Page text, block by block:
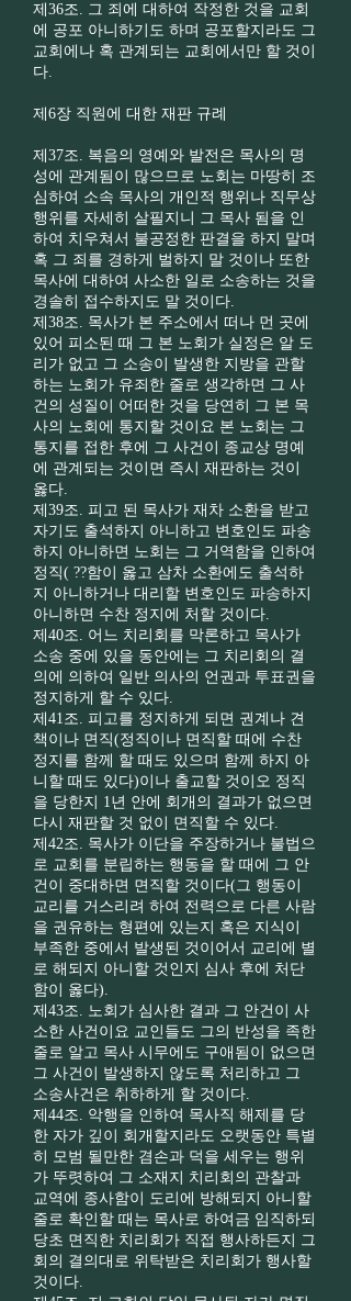
제36조. 그 죄에 대하여 작정한 것을 교회
에 공포 아니하기도 하며 공포할지라도 그
교회에나 혹 관계되는 교회에서만 할 것이
다.
제6장 직원에 대한 재판 규례
제37조. 복음의 영예와 발전은 목사의 명
성에 관계됨이 많으므로 노회는 마땅히 조
심하여 소속 목사의 개인적 행위나 직무상
행위를 자세히 살필지니 그 목사 됨을 인
하여 치우쳐서 불공정한 판결을 하지 말며
혹 그 죄를 경하게 벌하지 말 것이나 또한
목사에 대하여 사소한 일로 소송하는 것을
경솔히 접수하지도 말 것이다.
제38조. 목사가 본 주소에서 떠나 먼 곳에
있어 피소된 때 그 본 노회가 실정은 알 도
리가 없고 그 소송이 발생한 지방을 관할
하는 노회가 유죄한 줄로 생각하면 그 사
건의 성질이 어떠한 것을 당연히 그 본 목
사의 노회에 통지할 것이요 본 노회는 그
통지를 접한 후에 그 사건이 종교상 명예
에 관계되는 것이면 즉시 재판하는 것이
옳다.
제39조. 피고 된 목사가 재차 소환을 받고
자기도 출석하지 아니하고 변호인도 파송
하지 아니하면 노회는 그 거역함을 인하여
정직( ??함이 옳고 삼차 소환에도 출석하
지 아니하거나 대리할 변호인도 파송하지
아니하면 수찬 정지에 처할 것이다.
제40조. 어느 치리회를 막론하고 목사가
소송 중에 있을 동안에는 그 치리회의 결
의에 의하여 일반 의사의 언권과 투표권을
정지하게 할 수 있다.
제41조. 피고를 정지하게 되면 권계나 견
책이나 면직(정직이나 면직할 때에 수찬
정지를 함께 할 때도 있으며 함께 하지 아
니할 때도 있다)이나 출교할 것이오 정직
을 당한지 1년 안에 회개의 결과가 없으면
다시 재판할 것 없이 면직할 수 있다.
제42조. 목사가 이단을 주장하거나 불법으
로 교회를 분립하는 행동을 할 때에 그 안
건이 중대하면 면직할 것이다(그 행동이
교리를 거스리려 하여 전력으로 다른 사람
을 권유하는 형편에 있는지 혹은 지식이
부족한 중에서 발생된 것이어서 교리에 별
로 해되지 아니할 것인지 심사 후에 처단
함이 옳다).
제43조. 노회가 심사한 결과 그 안건이 사
소한 사건이요 교인들도 그의 반성을 족한
줄로 알고 목사 시무에도 구애됨이 없으면
그 사건이 발생하지 않도록 처리하고 그
소송사건은 취하하게 할 것이다.
제44조. 악행을 인하여 목사직 해제를 당
한 자가 깊이 회개할지라도 오랫동안 특별
히 모범 될만한 겸손과 덕을 세우는 행위
가 뚜렷하여 그 소재지 치리회의 관찰과
교역에 종사함이 도리에 방해되지 아니할
줄로 확인할 때는 목사로 하여금 임직하되
당초 면직한 치리회가 직접 행사하든지 그
회의 결의대로 위탁받은 치리회가 행사할
것이다.